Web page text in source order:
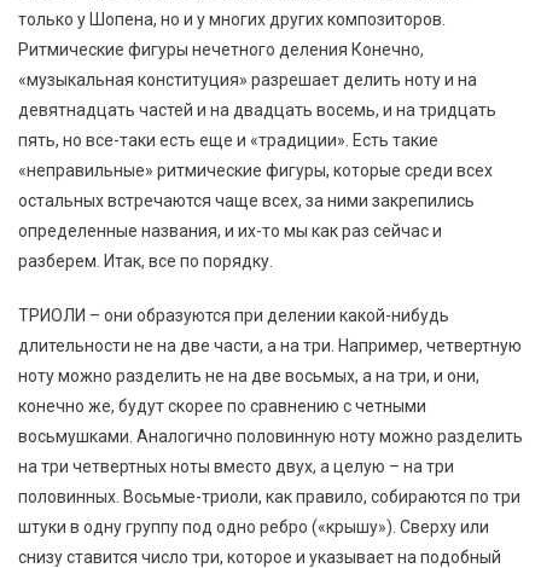
только у Шопена, но и у многих других композиторов.
Ритмические фигуры нечетного деления Конечно,
«музыкальная конституция» разрешает делить ноту и на
девятнадцать частей и на двадцать восемь, и на тридцать
пять, но все-таки есть еще и «традиции». Есть такие
«неправильные» ритмические фигуры, которые среди всех
остальных встречаются чаще всех, за ними закрепились
определенные названия, и их-то мы как раз сейчас и
разберем. Итак, все по порядку.
ТРИОЛИ – они образуются при делении какой-нибудь
длительности не на две части, а на три. Например, четвертную
ноту можно разделить не на две восьмых, а на три, и они,
конечно же, будут скорее по сравнению с четными
восьмушками. Аналогично половинную ноту можно разделить
на три четвертных ноты вместо двух, а целую – на три
половинных. Восьмые-триоли, как правило, собираются по три
штуки в одну группу под одно ребро («крышу»). Сверху или
снизу ставится число три, которое и указывает на подобный